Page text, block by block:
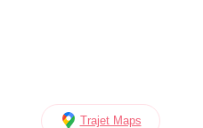
Trajet Maps